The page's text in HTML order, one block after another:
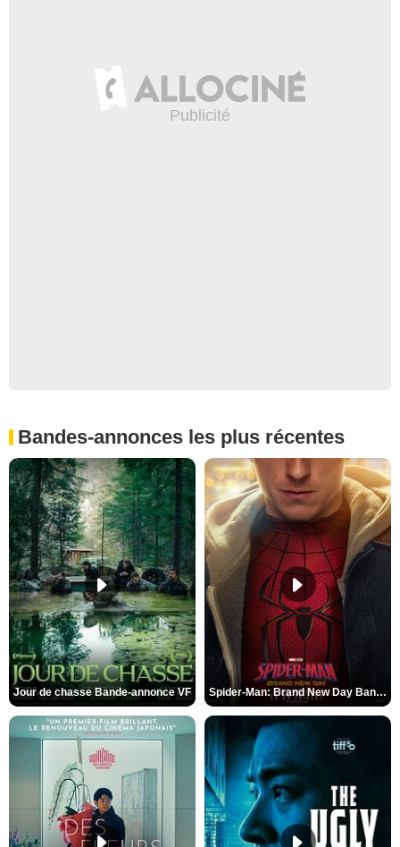
Bandes-annonces les plus récentes
Jour de chasse Bande-annonce VF Spider-Man: Brand New Day Bande-annonce (3) VO STFR